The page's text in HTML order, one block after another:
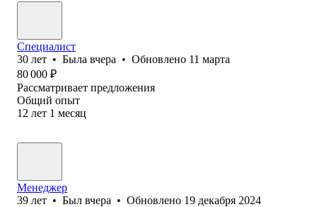
Специалист
30 лет • Была вчера • Обновлено 11 марта
80 000 ₽
Рассматривает предложения
Общий опыт
12 лет 1 месяц
Менеджер
39 лет • Был вчера • Обновлено 19 декабря 2024